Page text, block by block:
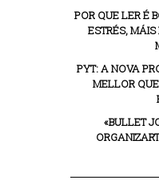
POR QUE LER É
ESTRÉS,
PYT: A NOVA
MELLOR
«BULLET